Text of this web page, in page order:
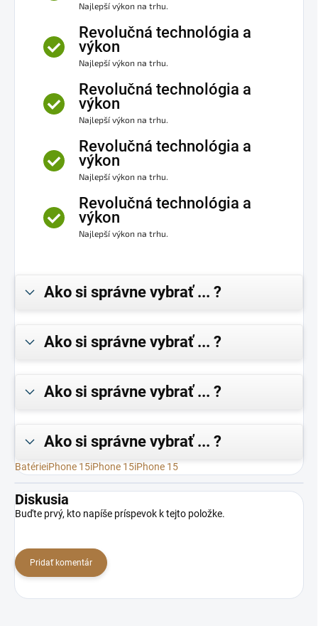
Najlepší výkon na trhu.
Revolučná technológia a
výkon
Najlepší výkon na trhu.
Revolučná technológia a
výkon
Najlepší výkon na trhu.
Revolučná technológia a
výkon
Najlepší výkon na trhu.
Revolučná technológia a
výkon
Najlepší výkon na trhu.
Ako si správne vybrať ... ?
Ako si správne vybrať ... ?
Ako si správne vybrať ... ?
Ako si správne vybrať ... ?
BatérieiPhone 15iPhone 15iPhone 15
Diskusia
Buďte prvý, kto napíše príspevok k tejto položke.
Pridať komentár